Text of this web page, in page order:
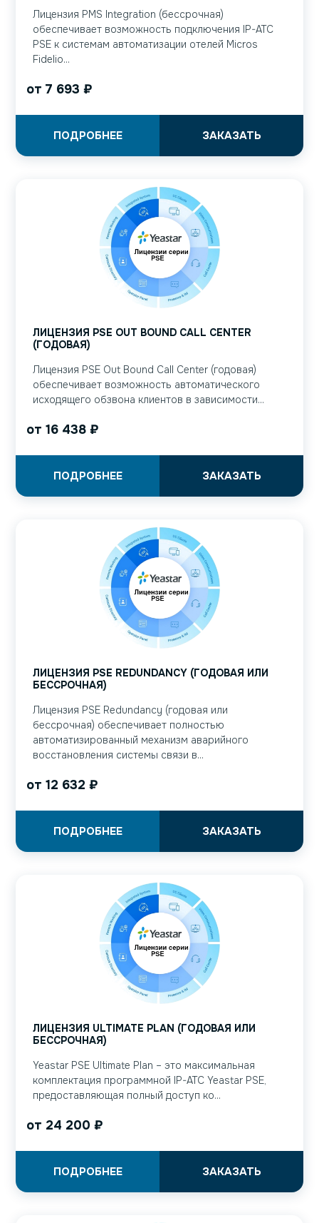
Лицензия PMS Integration (бессрочная)
обеспечивает возможность подключения IP-АТС
PSE к системам автоматизации отелей Micros
Fidelio...
от 7 693 ₽
ЗАКАЗАТЬ
ПОДРОБНЕЕ
ЛИЦЕНЗИЯ PSE OUT BOUND CALL CENTER
(ГОДОВАЯ)
Лицензия PSE Out Bound Call Center (годовая)
обеспечивает возможность автоматического
исходящего обзвона клиентов в зависимости...
от 16 438 ₽
ЗАКАЗАТЬ
ПОДРОБНЕЕ
ЛИЦЕНЗИЯ PSE REDUNDANCY (ГОДОВАЯ ИЛИ
БЕССРОЧНАЯ)
Лицензия PSE Redundancy (годовая или
бессрочная) обеспечивает полностью
автоматизированный механизм аварийного
восстановления системы связи в...
от 12 632 ₽
ЗАКАЗАТЬ
ПОДРОБНЕЕ
ЛИЦЕНЗИЯ ULTIMATE PLAN (ГОДОВАЯ ИЛИ
БЕССРОЧНАЯ)
Yeastar PSE Ultimate Plan – это максимальная
комплектация программной IP-АТС Yeastar PSE,
предоставляющая полный доступ ко...
от 24 200 ₽
ЗАКАЗАТЬ
ПОДРОБНЕЕ